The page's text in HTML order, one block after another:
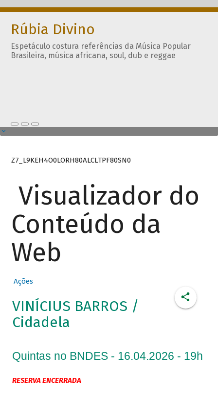
Rúbia Divino
Espetáculo costura referências da Música Popular
Brasileira, música africana, soul, dub e reggae
Z7_L9KEH4O0LORH80ALCLTPF80SN0
Visualizador do
Conteúdo da
Web
Ações
VINÍCIUS BARROS /
Cidadela
Quintas no BNDES - 16.04.2026 - 19h
RESERVA ENCERRADA